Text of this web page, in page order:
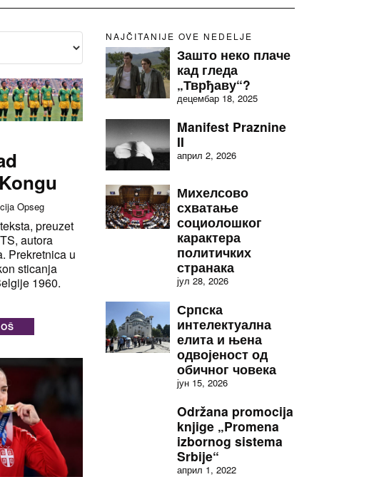
Opseg
preuzet
autora
Prekretnica u
sticanja
1960.
NAJČITANIJE OVE NEDELJE
Зашто неко плаче
кад гледа
„Тврђаву“?
децембар 18, 2025
Manifest Praznine
II
април 2, 2026
Михелсово
схватање
социолошког
карактера
политичких
странака
јул 28, 2026
Српска
интелектуална
елита и њена
одвојеност од
обичног човека
јун 15, 2026
Održana promocija
knjige „Promena
izbornog sistema
Srbije“
април 1, 2022